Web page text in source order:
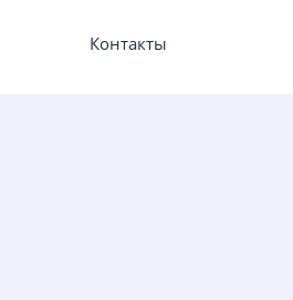
Контакты